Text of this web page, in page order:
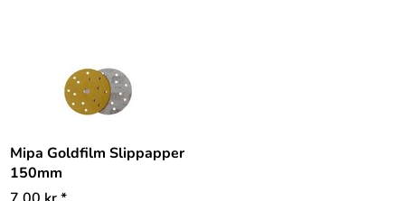
Mipa Goldfilm Slippapper
150mm